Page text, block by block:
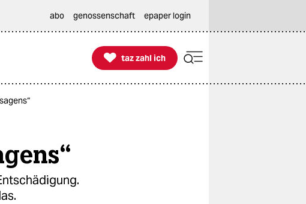
abo genossenschaft epaper login

taz zahl ich
taz zahl ich